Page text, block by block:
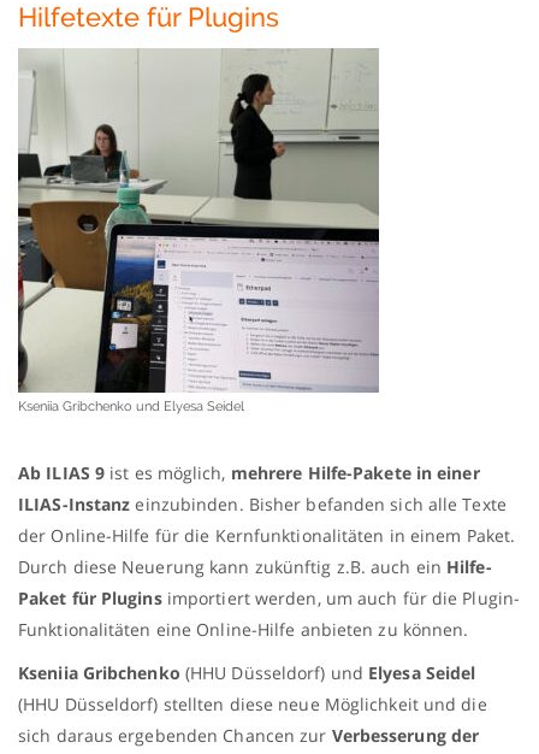
Hilfetexte für Plugins
Kseniia Gribchenko und Elyesa Seidel
Ab ILIAS 9 ist es möglich, mehrere Hilfe-Pakete in einer
ILIAS-Instanz einzubinden. Bisher befanden sich alle Texte
der Online-Hilfe für die Kernfunktionalitäten in einem Paket.
Durch diese Neuerung kann zukünftig z.B. auch ein Hilfe-
Paket für Pluginsimportiert werden, um auch für die Plugin-
Funktionalitäten eine Online-Hilfe anbieten zu können.
Kseniia Gribchenko (HHU Düsseldorf) und Elyesa Seidel
(HHU Düsseldorf) stellten diese neue Möglichkeit und die
sich daraus ergebenden Chancen zur Verbesserung der